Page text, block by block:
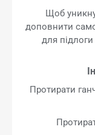
Щоб
доповнити
для
Протирати